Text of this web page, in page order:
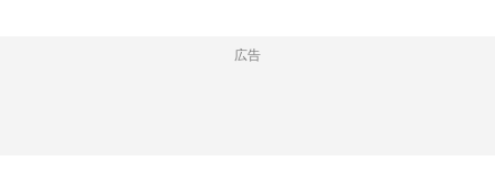
広告